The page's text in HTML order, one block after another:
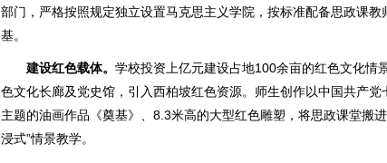
部门，严格按照规定独立设置马克思主义学院，按标准配备思政课教
基。
建设红色载体。 学校投资上亿元建设占地100余亩的红色文化情
色文化长廊及党史馆，引入西柏坡红色资源。师生创作以中国共产党
主题的油画作品《奠基》、8.3米高的大型红色雕塑，将思政课堂搬
浸式”情景教学。